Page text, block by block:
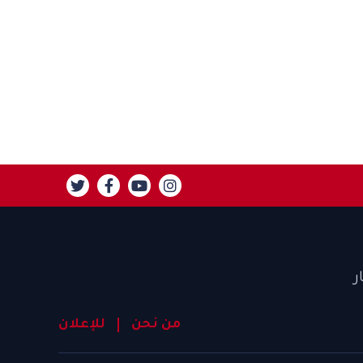
من نحن للإعلان